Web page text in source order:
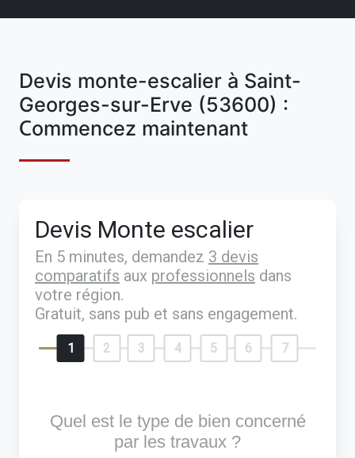
Devis monte-escalier à Saint-
Georges-sur-Erve (53600) :
Commencez maintenant
Devis Monte escalier
En 5 minutes, demandez 3 devis
comparatifs aux professionnels dans
votre région.
Gratuit, sans pub et sans engagement.
1 2 3 4 5 6 7
Quel est le type de bien concerné
par les travaux ?